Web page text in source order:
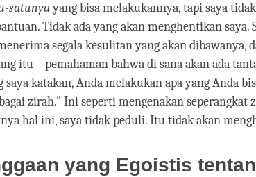
satunyayang bisa melakukannya, tapi saya
Tidak ada yang akan menghentikan saya.
segala kesulitan yang akan dibawanya,
itu – pemahaman bahwa di sana akan ada
saya katakan, Anda melakukan apa yang Anda
zirah." Ini seperti mengenakan seperangkat
hal ini, saya tidak peduli. Itu tidak akan
yang Egoistis